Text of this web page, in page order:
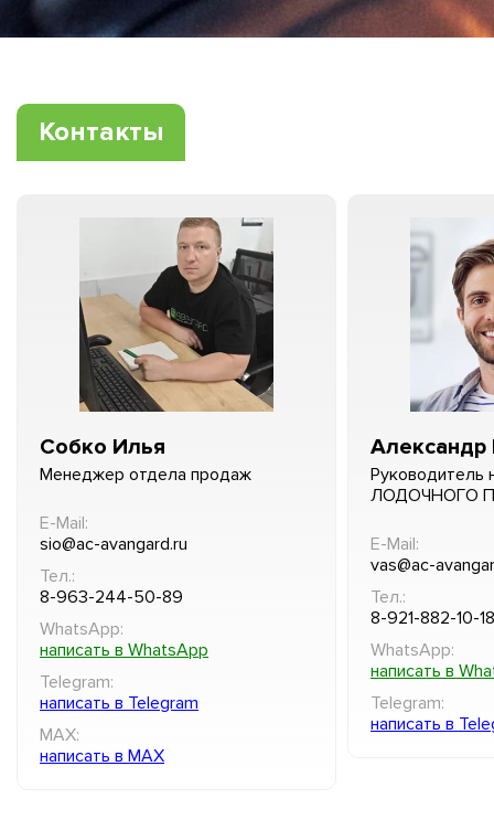
Контакты
Собко Илья
Менеджер отдела продаж
E-Mail:
sio@ac-avangard.ru
Тел.:
8-963-244-50-89
WhatsApp:
написать в WhatsApp
Telegram:
написать в Telegram
MAX:
написать в MAX
Александр
Руководитель
ЛОДОЧНОГО
E-Mail:
vas@ac-
Тел.:
8-921-882-10-18
WhatsApp:
написать в
Telegram:
написать в